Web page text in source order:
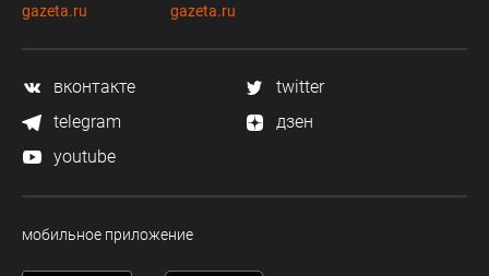
gazeta.ru
gazeta.ru
вконтакте
twitter
telegram
дзен
youtube
мобильное приложение